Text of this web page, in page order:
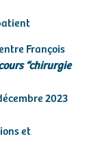
François
“chirurgie
2023
et